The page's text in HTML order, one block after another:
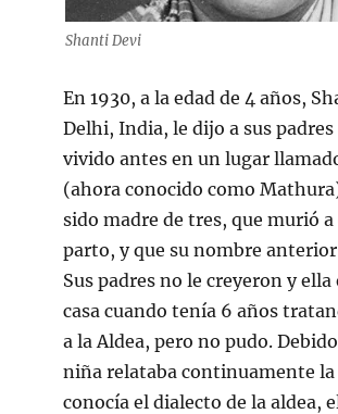
Shanti Devi
En 1930, a la edad de 4 años,
Delhi, India, le dijo a sus padres
vivido antes en un lugar
(ahora conocido como
sido madre de tres, que murió a
parto, y que su nombre
Sus padres no le creyeron y ella
casa cuando tenía 6 años
a la Aldea, pero no pudo.
niña relataba continuamente
conocía el dialecto de la aldea,